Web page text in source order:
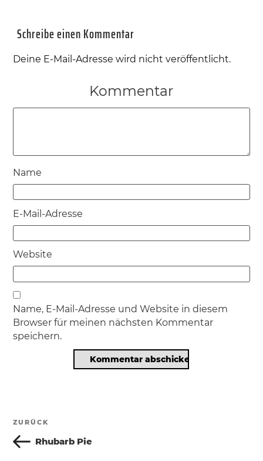
Schreibe einen Kommentar
Deine E-Mail-Adresse wird nicht veröffentlicht.
Kommentar
Name
E-Mail-Adresse
Website
Name, E-Mail-Adresse und Website in diesem
Browser für meinen nächsten Kommentar
speichern.
Beitragsnavigation
Vorheriger
Beitrag
ZURÜCK
Rhubarb Pie